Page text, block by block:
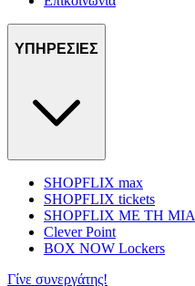
ΥΠΗΡΕΣΙΕΣ
SHOPFLIX max
SHOPFLIX tickets
SHOPFLIX ΜΕ ΤΗ ΜΙΑ
Clever Point
BOX NOW Lockers
Γίνε συνεργάτης!